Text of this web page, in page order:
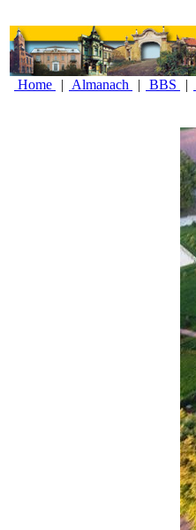
Home
| Almanach | BBS |